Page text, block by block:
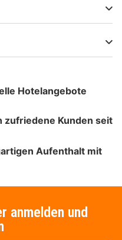
Hotelangebote
zufriedene Kunden seit
Aufenthalt mit
anmelden und